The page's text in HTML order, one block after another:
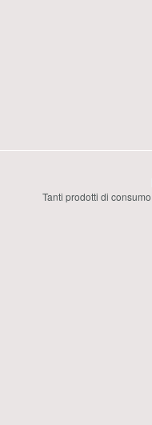
Tanti prodotti di